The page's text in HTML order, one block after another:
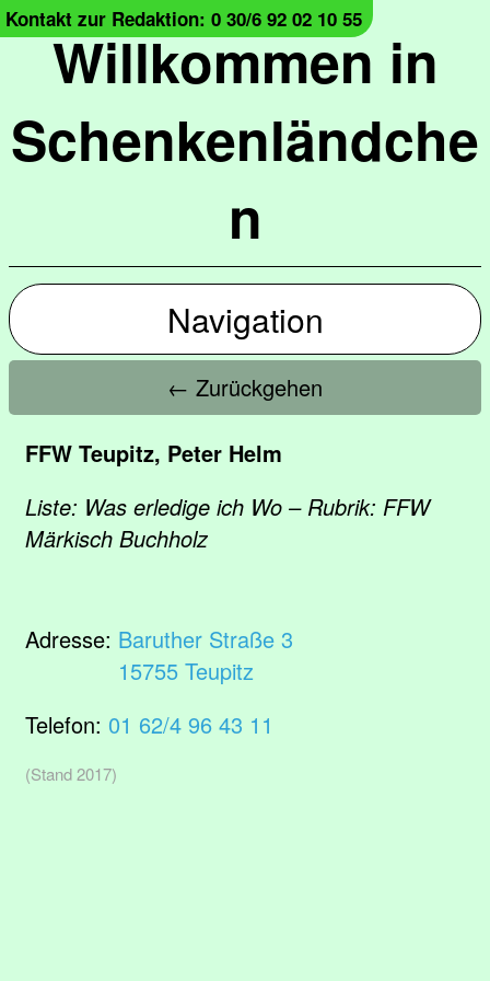
Willkommen in
Schenkenländche
n
Kontakt zur Redaktion: 0 30/6 92 02 10 55
Navigation
← Zurückgehen
FFW Teupitz, Peter Helm
Liste: Was erledige ich Wo – Rubrik: FFW
Märkisch Buchholz
Adresse: Baruther Straße 3
15755 Teupitz
Telefon: 01 62/4 96 43 11
(Stand 2017)